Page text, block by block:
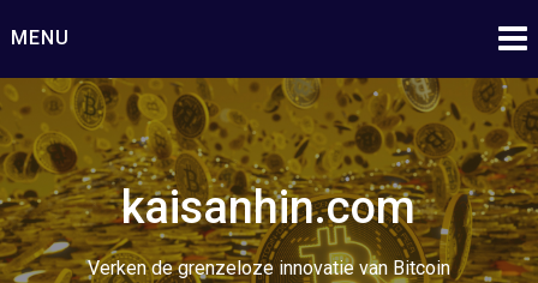
naar
inhoud
MENU
kaisanhin.com
Verken de grenzeloze innovatie van Bitcoin